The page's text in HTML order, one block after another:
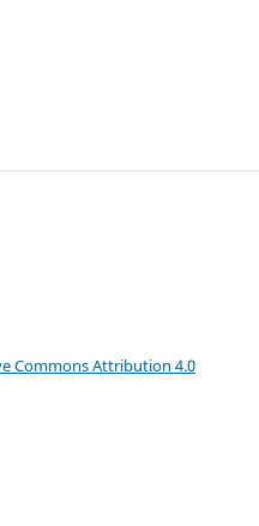
Commons Attribution 4.0